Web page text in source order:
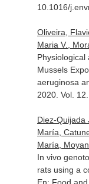
10.1016/
Oliveira,
Maria V.,
Mussels
aeruginosa
2020. Vol.
Diez-Quijada
María,
María,
In vivo
rats using a